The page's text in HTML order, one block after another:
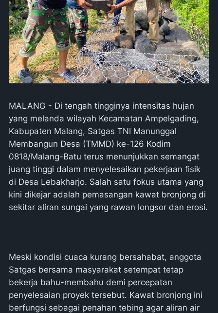
MALANG - Di tengah tingginya intensitas hujan
yang melanda wilayah Kecamatan Ampelgading,
Kabupaten Malang, Satgas TNI Manunggal
Membangun Desa (TMMD) ke-126 Kodim
0818/Malang-Batu terus menunjukkan semangat
juang tinggi dalam menyelesaikan pekerjaan fisik
di Desa Lebakharjo. Salah satu fokus utama yang
kini dikejar adalah pemasangan kawat bronjong di
sekitar aliran sungai yang rawan longsor dan erosi.
Meski kondisi cuaca kurang bersahabat, anggota
Satgas bersama masyarakat setempat tetap
bekerja bahu-membahu demi percepatan
penyelesaian proyek tersebut. Kawat bronjong ini
berfungsi sebagai penahan tebing agar aliran air